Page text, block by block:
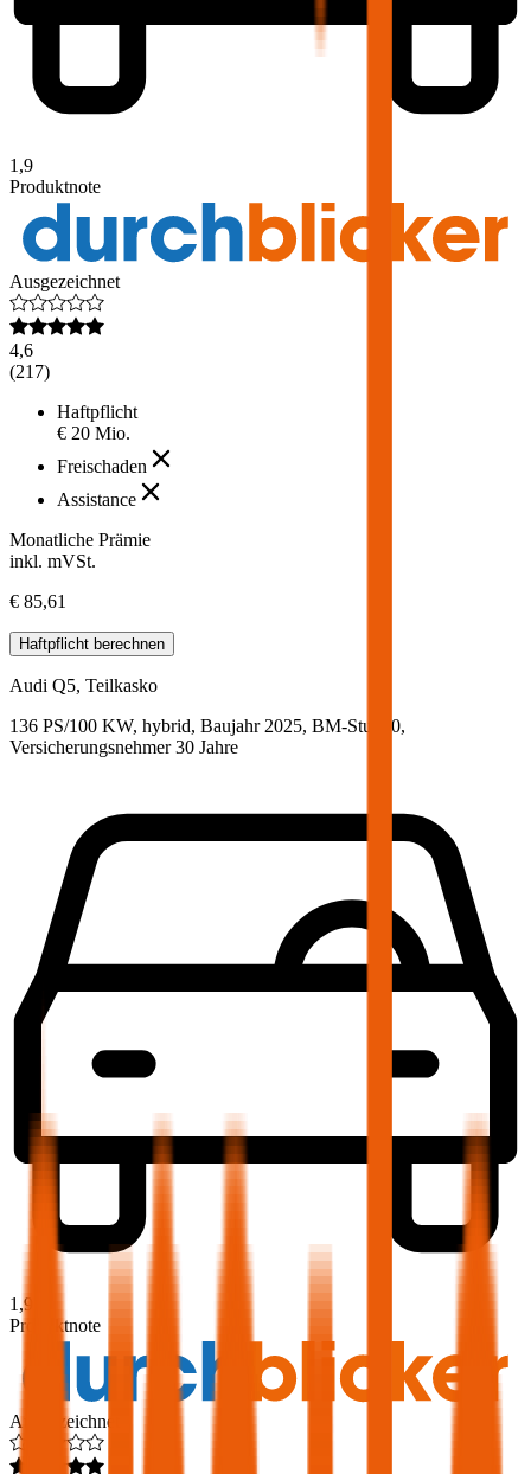
1,9
Produktnote
Ausgezeichnet
4,6
(217)
Haftpflicht
€ 20 Mio.
Freischaden
Assistance
Monatliche Prämie
inkl. mVSt.
€ 85,61
Haftpflicht berechnen
Audi Q5, Teilkasko
136 PS/100 KW, hybrid, Baujahr 2025, BM-Stufe 0,
Versicherungsnehmer 30 Jahre
1,9
Produktnote
Ausgezeichnet